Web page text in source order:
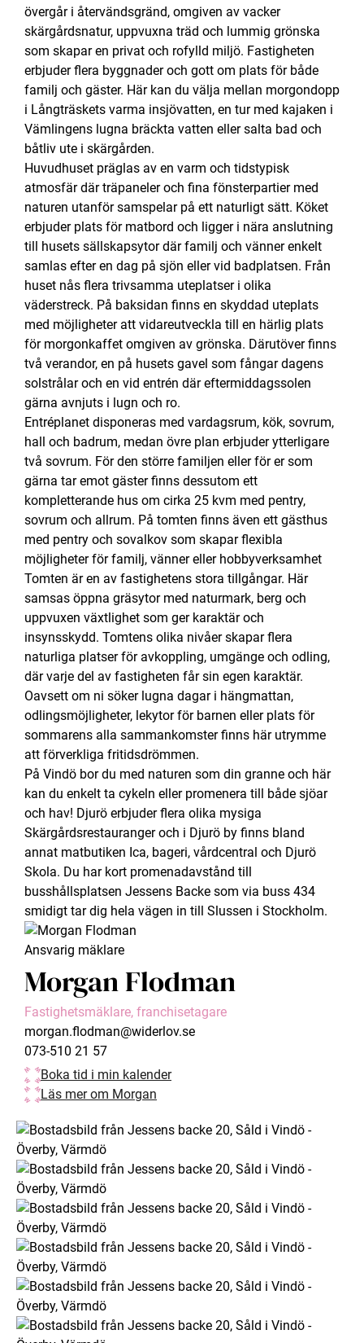
övergår i återvändsgränd, omgiven av vacker
skärgårdsnatur, uppvuxna träd och lummig grönska
som skapar en privat och rofylld miljö. Fastigheten
erbjuder flera byggnader och gott om plats för både
familj och gäster. Här kan du välja mellan morgondopp
i Långträskets varma insjövatten, en tur med kajaken i
Vämlingens lugna bräckta vatten eller salta bad och
båtliv ute i skärgården.
Huvudhuset präglas av en varm och tidstypisk
atmosfär där träpaneler och fina fönsterpartier med
naturen utanför samspelar på ett naturligt sätt. Köket
erbjuder plats för matbord och ligger i nära anslutning
till husets sällskapsytor där familj och vänner enkelt
samlas efter en dag på sjön eller vid badplatsen. Från
huset nås flera trivsamma uteplatser i olika
väderstreck. På baksidan finns en skyddad uteplats
med möjligheter att vidareutveckla till en härlig plats
för morgonkaffet omgiven av grönska. Därutöver finns
två verandor, en på husets gavel som fångar dagens
solstrålar och en vid entrén där eftermiddagssolen
gärna avnjuts i lugn och ro.
Entréplanet disponeras med vardagsrum, kök, sovrum,
hall och badrum, medan övre plan erbjuder ytterligare
två sovrum. För den större familjen eller för er som
gärna tar emot gäster finns dessutom ett
kompletterande hus om cirka 25 kvm med pentry,
sovrum och allrum. På tomten finns även ett gästhus
med pentry och sovalkov som skapar flexibla
möjligheter för familj, vänner eller hobbyverksamhet
Tomten är en av fastighetens stora tillgångar. Här
samsas öppna gräsytor med naturmark, berg och
uppvuxen växtlighet som ger karaktär och
insynsskydd. Tomtens olika nivåer skapar flera
naturliga platser för avkoppling, umgänge och odling,
där varje del av fastigheten får sin egen karaktär.
Oavsett om ni söker lugna dagar i hängmattan,
odlingsmöjligheter, lekytor för barnen eller plats för
sommarens alla sammankomster finns här utrymme
att förverkliga fritidsdrömmen.
På Vindö bor du med naturen som din granne och här
kan du enkelt ta cykeln eller promenera till både sjöar
och hav! Djurö erbjuder flera olika mysiga
Skärgårdsrestauranger och i Djurö by finns bland
annat matbutiken Ica, bageri, vårdcentral och Djurö
Skola. Du har kort promenadavstånd till
busshållsplatsen Jessens Backe som via buss 434
smidigt tar dig hela vägen in till Slussen i Stockholm.
Ansvarig mäklare
Morgan Flodman
Fastighetsmäklare, franchisetagare
morgan.flodman@widerlov.se
073-510 21 57
Boka tid i min kalender
Läs mer om Morgan